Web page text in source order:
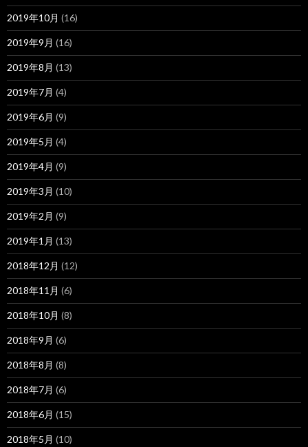
2019年10月 (16)
2019年9月 (16)
2019年8月 (13)
2019年7月 (4)
2019年6月 (9)
2019年5月 (4)
2019年4月 (9)
2019年3月 (10)
2019年2月 (9)
2019年1月 (13)
2018年12月 (12)
2018年11月 (6)
2018年10月 (8)
2018年9月 (6)
2018年8月 (8)
2018年7月 (6)
2018年6月 (15)
2018年5月 (10)